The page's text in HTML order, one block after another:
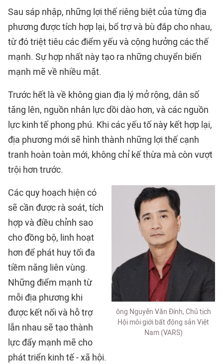
Sau sáp nhập, những lợi thế riêng biệt của từng địa
phương được tích hợp lại, bổ trợ và bù đắp cho nhau,
từ đó triệt tiêu các điểm yếu và cộng hưởng các thế
mạnh. Sự hợp nhất này tạo ra những chuyển biến
mạnh mẽ về nhiều mặt.
Trước hết là về không gian địa lý mở rộng, dân số
tăng lên, nguồn nhân lực dồi dào hơn, và các nguồn
lực kinh tế phong phú. Khi các yếu tố này kết hợp lại,
địa phương mới sẽ hình thành những lợi thế cạnh
tranh hoàn toàn mới, không chỉ kế thừa mà còn vượt
trội hơn trước.
ông Nguyễn Văn Đính, Chủ tịch
Hội môi giới bất động sản Việt
Nam (VARS)
Các quy hoạch hiện có
sẽ cần được rà soát, tích
hợp và điều chỉnh sao
cho đồng bộ, linh hoạt
hơn để phát huy tối đa
tiềm năng liên vùng.
Những điểm mạnh từ
mỗi địa phương khi
được kết nối và hỗ trợ
lẫn nhau sẽ tạo thành
lực đẩy mạnh mẽ cho
phát triển kinh tế - xã hội.